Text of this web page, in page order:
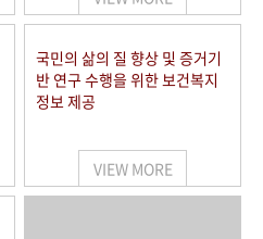
국민의 삶의 질 향상 및 증거기
반 연구 수행을 위한 보건복지
정보 제공
VIEW MORE